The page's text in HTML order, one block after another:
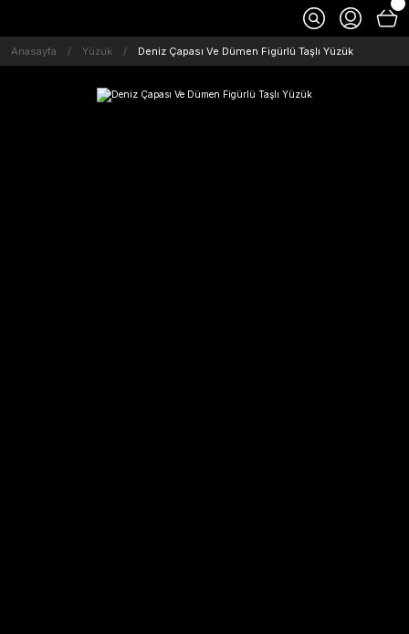
Anasayfa Yüzük Deniz Çapası Ve Dümen Figürlü Taşlı Yüzük